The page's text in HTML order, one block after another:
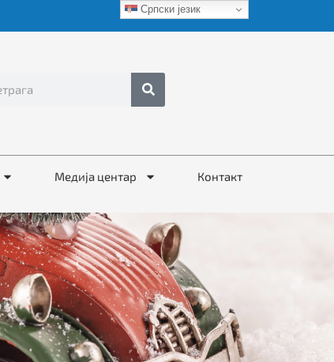
Медија центар Контакт
Српски језик